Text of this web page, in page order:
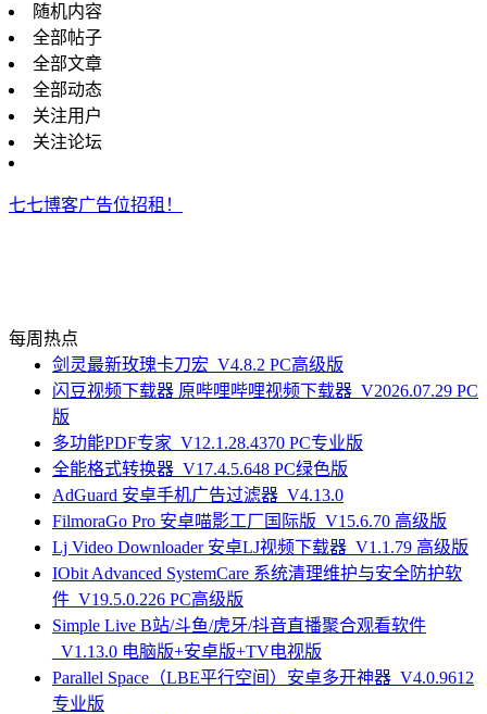
随机内容
全部帖子
全部文章
全部动态
关注用户
关注论坛
七七博客广告位招租！
每周热点
剑灵最新玫瑰卡刀宏_V4.8.2 PC高级版
闪豆视频下载器 原哔哩哔哩视频下载器_V2026.07.29 PC
版
多功能PDF专家_V12.1.28.4370 PC专业版
全能格式转换器_V17.4.5.648 PC绿色版
AdGuard 安卓手机广告过滤器_V4.13.0
FilmoraGo Pro 安卓喵影工厂国际版_V15.6.70 高级版
Lj Video Downloader 安卓LJ视频下载器_V1.1.79 高级版
IObit Advanced SystemCare 系统清理维护与安全防护软
件_V19.5.0.226 PC高级版
Simple Live B站/斗鱼/虎牙/抖音直播聚合观看软件
_V1.13.0 电脑版+安卓版+TV电视版
Parallel Space（LBE平行空间）安卓多开神器_V4.0.9612
专业版